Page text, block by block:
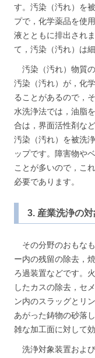
す。汚染（汚れ）を
プで，化学薬品を使
液とともに排出され
て，汚染（汚れ）は
汚染（汚れ）物質
汚染（汚れ）が，化
ることがあるので，
水洗浄法では，油脂
合は，界面活性剤な
汚染（汚れ）を被洗
ップです。障害物や
ことが多いので，こ
必要であります。
3. 産業洗浄の対
その分野のおもな
ー内の残留の除去，
ろ過装置などです。
したカスの除去，セ
ン内のスラッグとリ
あがった鋳物の砂落
雑な加工面に対して
洗浄対象装置およ